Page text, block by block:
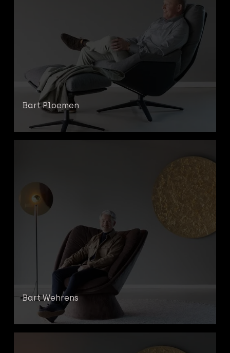
Bart Ploemen
Bart Wehrens